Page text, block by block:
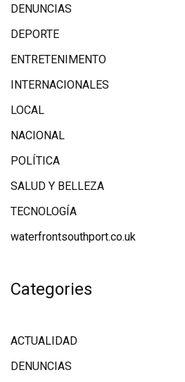
DENUNCIAS
DEPORTE
ENTRETENIMENTO
INTERNACIONALES
LOCAL
NACIONAL
POLÍTICA
SALUD Y BELLEZA
TECNOLOGÍA
waterfrontsouthport.co.uk
Categories
ACTUALIDAD
DENUNCIAS